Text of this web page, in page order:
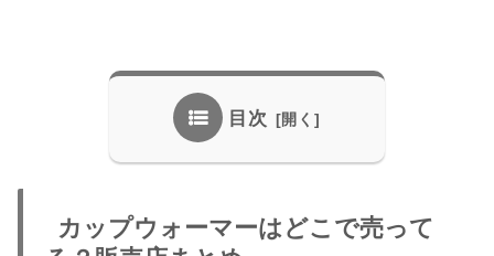
目次
カップウォーマーはどこで売って